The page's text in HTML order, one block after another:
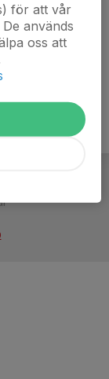
för att vår
används
oss att